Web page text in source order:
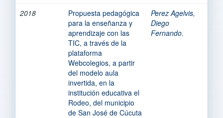
2018
Propuesta pedagógica
para la enseñanza y
aprendizaje con las
TIC, a través de la
plataforma
Webcolegios, a partir
del modelo aula
invertida, en la
institución educativa el
Rodeo, del municipio
de San José de Cúcuta
Perez Agelvis,
Diego
Fernando.